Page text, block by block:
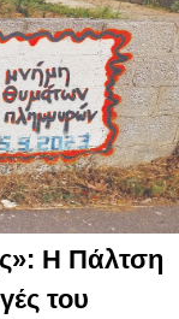
Η Πάλτση
του